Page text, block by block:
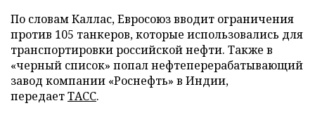
По словам Каллас, Евросоюз вводит ограничения
против 105 танкеров, которые использовались для
транспортировки российской нефти. Также в
«черный список» попал нефтеперерабатывающий
завод компании «Роснефть» в Индии,
передаетТАСС.